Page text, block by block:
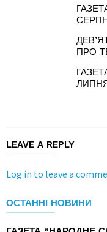
ПРО
LEAVE A REPLY
Log in to leave a
ОСТАННІ НОВИНИ